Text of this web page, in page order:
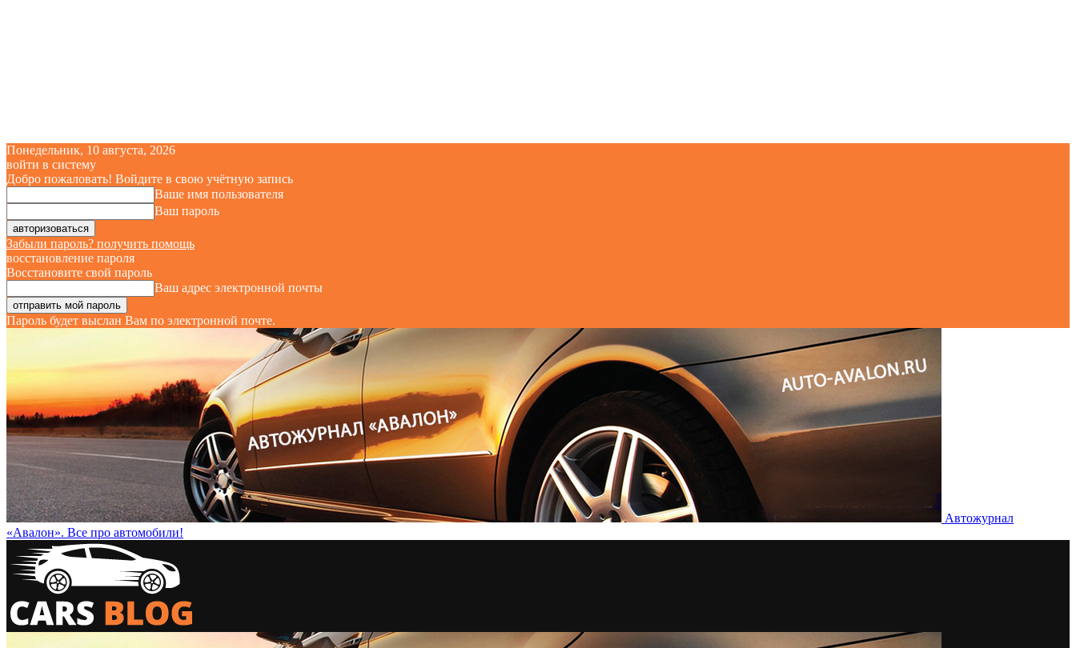
Понедельник, 10 августа, 2026
войти в систему
Добро пожаловать! Войдите в свою учётную запись
Ваше имя пользователя
Ваш пароль
Забыли пароль? получить помощь
восстановление пароля
Восстановите свой пароль
Ваш адрес электронной почты
Пароль будет выслан Вам по электронной почте.
Автожурнал
«Авалон». Все про автомобили!